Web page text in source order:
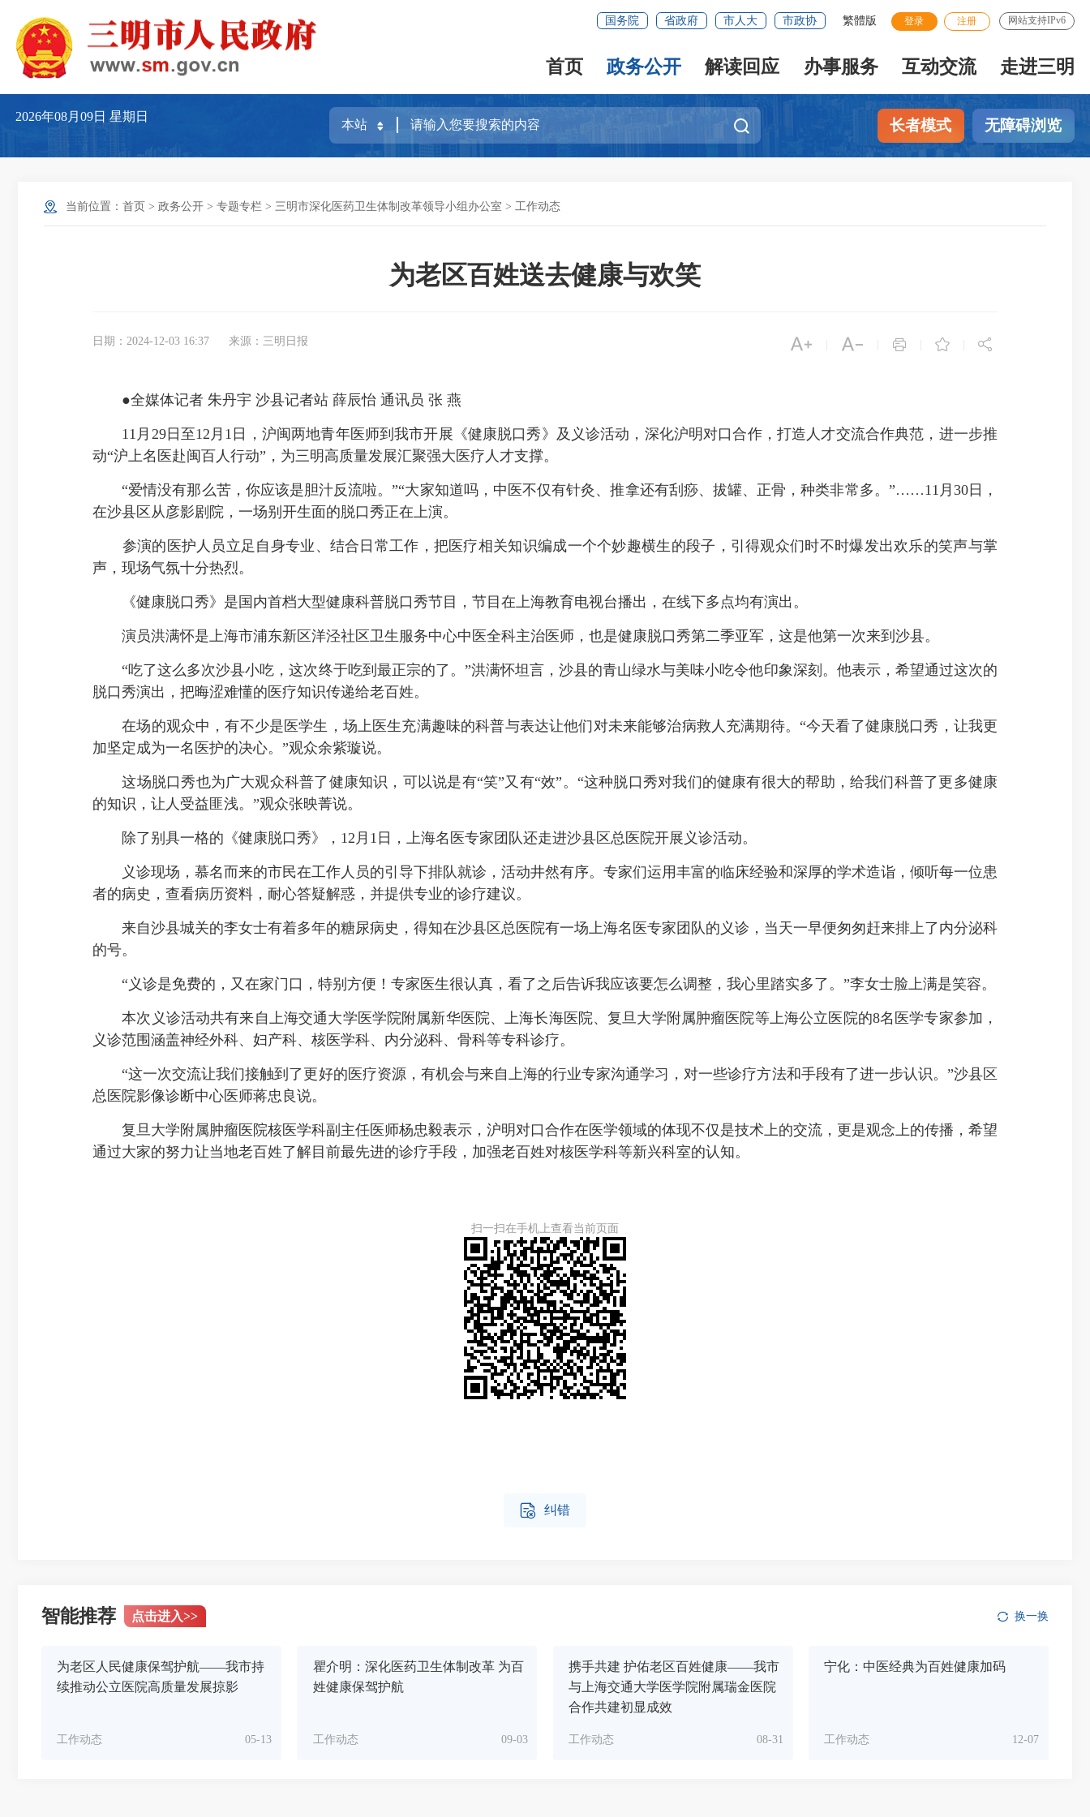
国务院 省政府 市人大 市政协 繁體版 登录 注册 网站支持IPv6
首页 政务公开 解读回应 办事服务 互动交流 走进三明
2026年08月09日星期日
长者模式 无障碍浏览
当前位置： 首页 > 政务公开 > 专题专栏 > 三明市深化医药卫生体制改革领导小组办公室 > 工作动态
为老区百姓送去健康与欢笑
日期：2024-12-03 16:37 来源：三明日报     
●全媒体记者 朱丹宇 沙县记者站 薛辰怡 通讯员 张 燕
11月29日至12月1日，沪闽两地青年医师到我市开展《健康脱口秀》及义诊活动，深化沪明对口合作，打造人才交流合作典范，进一步推
动“沪上名医赴闽百人行动”，为三明高质量发展汇聚强大医疗人才支撑。
“爱情没有那么苦，你应该是胆汁反流啦。”“大家知道吗，中医不仅有针灸、推拿还有刮痧、拔罐、正骨，种类非常多。”……11月30日，
在沙县区从彦影剧院，一场别开生面的脱口秀正在上演。
参演的医护人员立足自身专业、结合日常工作，把医疗相关知识编成一个个妙趣横生的段子，引得观众们时不时爆发出欢乐的笑声与掌
声，现场气氛十分热烈。
《健康脱口秀》是国内首档大型健康科普脱口秀节目，节目在上海教育电视台播出，在线下多点均有演出。
演员洪满怀是上海市浦东新区洋泾社区卫生服务中心中医全科主治医师，也是健康脱口秀第二季亚军，这是他第一次来到沙县。
“吃了这么多次沙县小吃，这次终于吃到最正宗的了。”洪满怀坦言，沙县的青山绿水与美味小吃令他印象深刻。他表示，希望通过这次的
脱口秀演出，把晦涩难懂的医疗知识传递给老百姓。
在场的观众中，有不少是医学生，场上医生充满趣味的科普与表达让他们对未来能够治病救人充满期待。“今天看了健康脱口秀，让我更
加坚定成为一名医护的决心。”观众余紫璇说。
这场脱口秀也为广大观众科普了健康知识，可以说是有“笑”又有“效”。“这种脱口秀对我们的健康有很大的帮助，给我们科普了更多健康
的知识，让人受益匪浅。”观众张映菁说。
除了别具一格的《健康脱口秀》，12月1日，上海名医专家团队还走进沙县区总医院开展义诊活动。
义诊现场，慕名而来的市民在工作人员的引导下排队就诊，活动井然有序。专家们运用丰富的临床经验和深厚的学术造诣，倾听每一位患
者的病史，查看病历资料，耐心答疑解惑，并提供专业的诊疗建议。
来自沙县城关的李女士有着多年的糖尿病史，得知在沙县区总医院有一场上海名医专家团队的义诊，当天一早便匆匆赶来排上了内分泌科
的号。
“义诊是免费的，又在家门口，特别方便！专家医生很认真，看了之后告诉我应该要怎么调整，我心里踏实多了。”李女士脸上满是笑容。
本次义诊活动共有来自上海交通大学医学院附属新华医院、上海长海医院、复旦大学附属肿瘤医院等上海公立医院的8名医学专家参加，
义诊范围涵盖神经外科、妇产科、核医学科、内分泌科、骨科等专科诊疗。
“这一次交流让我们接触到了更好的医疗资源，有机会与来自上海的行业专家沟通学习，对一些诊疗方法和手段有了进一步认识。”沙县区
总医院影像诊断中心医师蒋忠良说。
复旦大学附属肿瘤医院核医学科副主任医师杨忠毅表示，沪明对口合作在医学领域的体现不仅是技术上的交流，更是观念上的传播，希望
通过大家的努力让当地老百姓了解目前最先进的诊疗手段，加强老百姓对核医学科等新兴科室的认知。
扫一扫在手机上查看当前页面
 纠错
智能推荐 点击进入>> 换一换
为老区人民健康保驾护航——我市持
续推动公立医院高质量发展掠影
05-13
工作动态
瞿介明：深化医药卫生体制改革 为百
姓健康保驾护航
09-03
工作动态
携手共建 护佑老区百姓健康——我市
与上海交通大学医学院附属瑞金医院
合作共建初显成效
08-31
工作动态
宁化：中医经典为百姓健康加码
12-07
工作动态